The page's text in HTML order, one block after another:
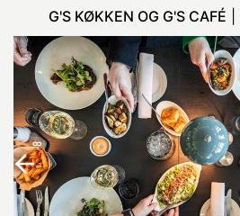
G'S KØKKEN OG G'S CAFÉ